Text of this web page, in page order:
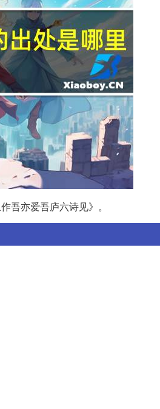
吾亦爱吾庐六诗见》。